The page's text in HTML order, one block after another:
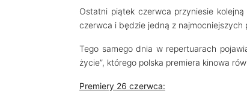
Ostatni piątek czerwca przyniesie
czerwca i będzie jedną z najmocniejszych
Tego samego dnia w repertuarach
życie”, którego polska premiera kinowa
Premiery 26 czerwca: